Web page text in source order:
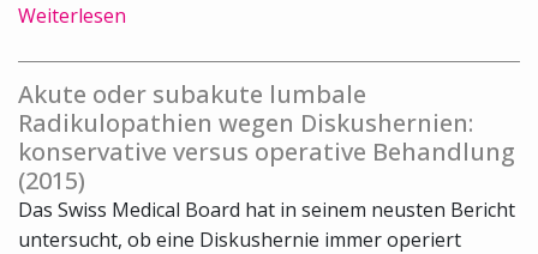
Weiterlesen
Akute oder subakute lumbale
Radikulopathien wegen Diskushernien:
konservative versus operative Behandlung
(2015)
Das Swiss Medical Board hat in seinem neusten Bericht
untersucht, ob eine Diskushernie immer operiert